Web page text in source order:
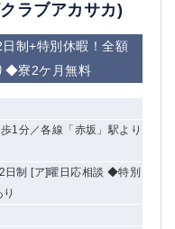
ラブアカサカ)
制+特別休暇！全額
◆寮2ケ月無料
1分／各線「赤坂」駅より
日制 [ア]曜日応相談 ◆特別
町